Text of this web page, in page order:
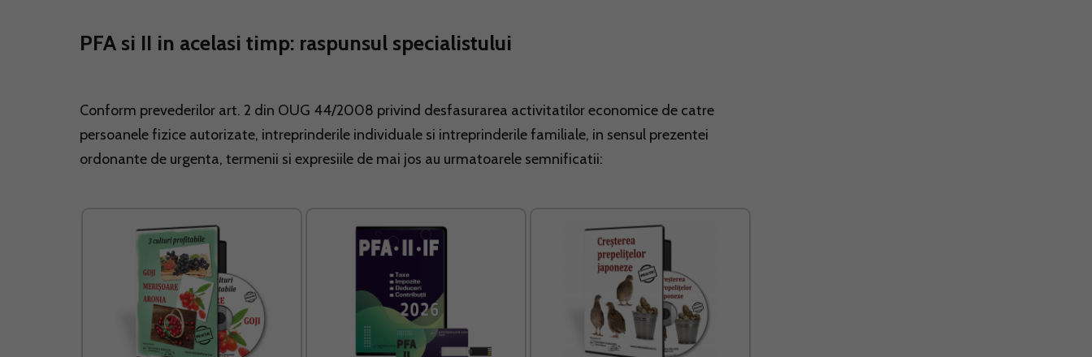
PFA si II in acelasi timp: raspunsul specialistului
Conform prevederilor art. 2 din OUG 44/2008 privind desfasurarea activitatilor economice de catre
persoanele fizice autorizate, intreprinderile individuale si intreprinderile familiale, in sensul prezentei
ordonante de urgenta, termenii si expresiile de mai jos au urmatoarele semnificatii: